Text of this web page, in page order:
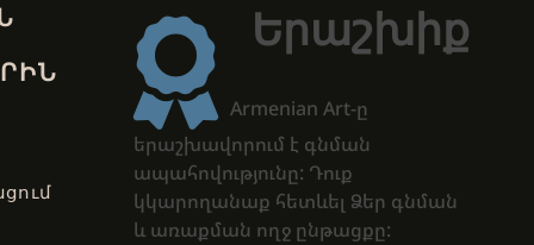
Երաշխիք
Armenian Art-ը
երաշխավորում է գնման
ապահովությունը: Դուք
կկարողանաք հետևել Ձեր գնման
և առաքման ողջ ընթացքը: